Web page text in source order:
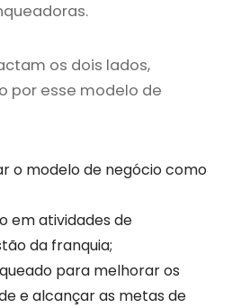
os dois lados,
por esse modelo de
o modelo de negócio como
em atividades de
da franquia;
para melhorar os
e alcançar as metas de